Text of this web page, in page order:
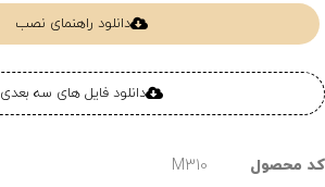
دانلود راهنمای نصب
دانلود فایل های سه بعدی
کد محصول M310